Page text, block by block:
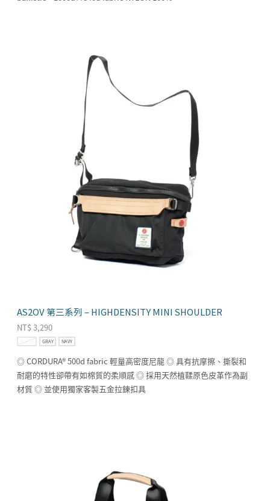
AS2OV 第三系列 – HIGHDENSITY MINI SHOULDER
NT$3,290
BLACK GRAY NAVY
◎ CORDURA® 500d fabric 輕量高密度尼龍 ◎ 具有抗摩擦、撕裂和
耐磨的特性卻帶有如棉質的柔順感 ◎ 採用天然植鞣原色皮革作為副
材質 ◎ 並使用獨家客製五金拉鍊扣具